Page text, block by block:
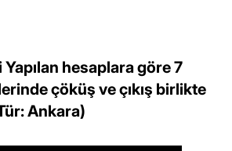
hesaplara göre 7
çöküş ve çıkış birlikte
Ankara)